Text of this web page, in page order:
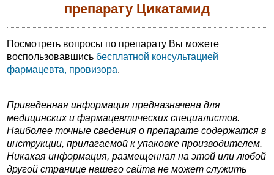
препарату Цикатамид
Посмотреть вопросы по препарату Вы можете
воспользовавшись бесплатной консультацией
фармацевта, провизора.
Приведенная информация предназначена для
медицинских и фармацевтических специалистов.
Наиболее точные сведения о препарате содержатся в
инструкции, прилагаемой к упаковке производителем.
Никакая информация, размещенная на этой или любой
другой странице нашего сайта не может служить